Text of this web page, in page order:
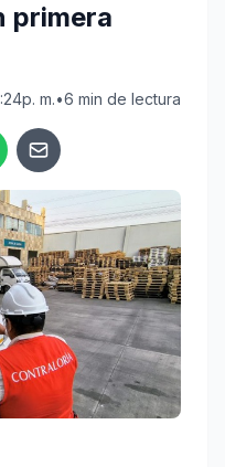
primera
m.•6 min de lectura